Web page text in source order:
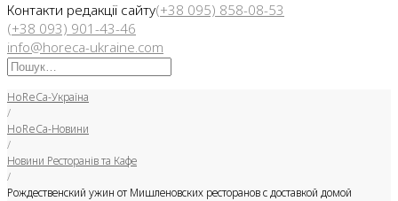
Контакти редакції сайту(+38 095) 858-08-53
(+38 093) 901-43-46
info@horeca-ukraine.com
Искать:
HoReCa-Україна
/
HoReCa-Новини
/
Новини Ресторанів та Кафе
/
Рождественский ужин от Мишленовских ресторанов с доставкой домой